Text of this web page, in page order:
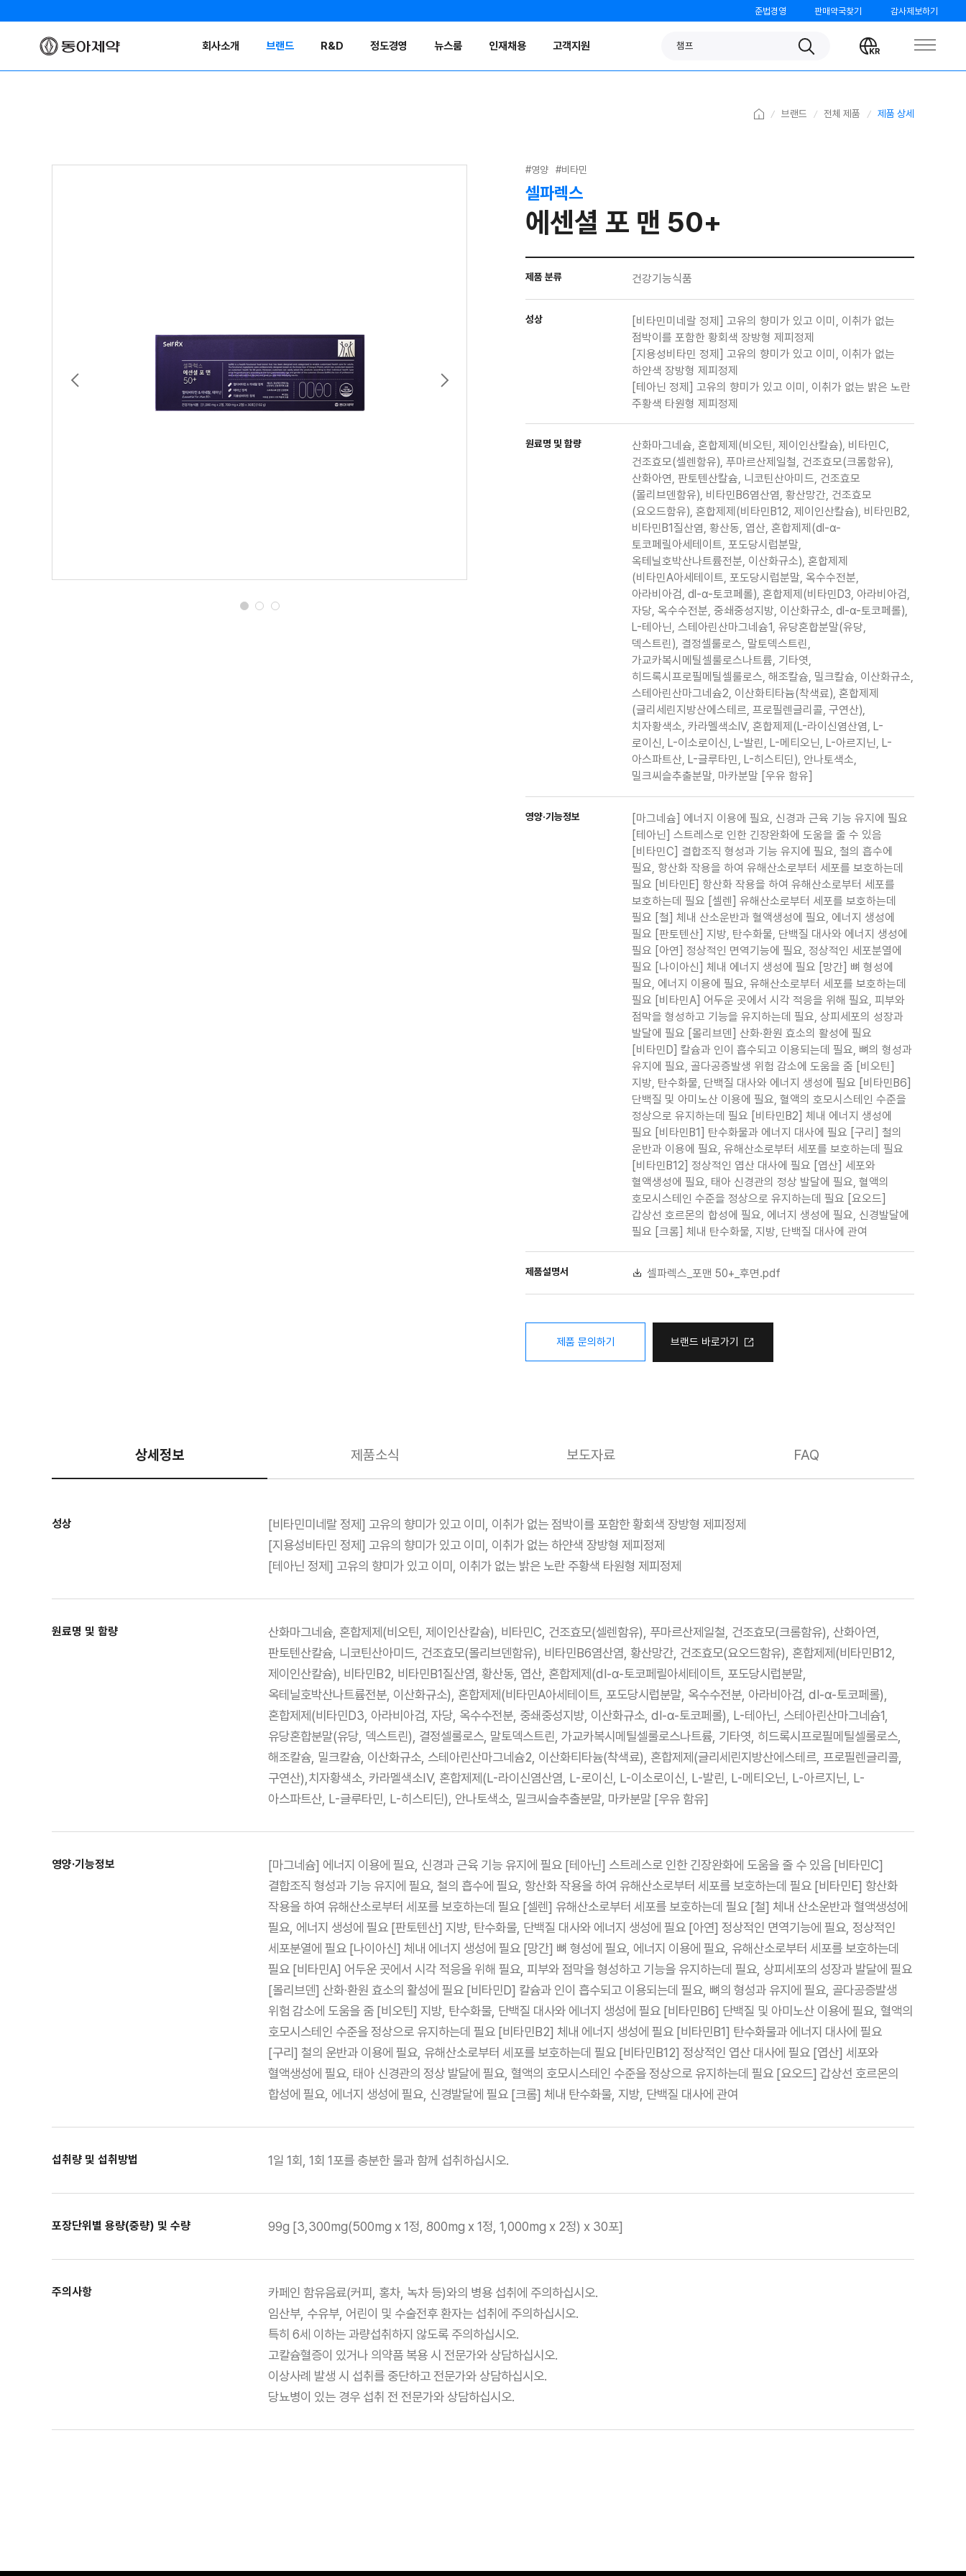
준법경영 판매약국찾기 감사제보하기
회사소개 브랜드 R&D 정도경영 뉴스룸 인재채용 고객지원 챔프
노스카나
템포
미니막스
Search
Change
language
Home 브랜드 전체 제품 제품 상세
#영양 #비타민
셀파렉스
에센셜 포 맨 50+
제품 분류 건강기능식품
성상
[비타민미네랄 정제] 고유의 향미가 있고 이미, 이취가 없는
점박이를 포함한 황회색 장방형 제피정제
[지용성비타민 정제] 고유의 향미가 있고 이미, 이취가 없는
하얀색 장방형 제피정제
[테아닌 정제] 고유의 향미가 있고 이미, 이취가 없는 밝은 노란
주황색 타원형 제피정제
원료명 및 함량
산화마그네슘, 혼합제제(비오틴, 제이인산칼슘), 비타민C,
건조효모(셀렌함유), 푸마르산제일철, 건조효모(크롬함유),
산화아연, 판토텐산칼슘, 니코틴산아미드, 건조효모
(몰리브덴함유), 비타민B6염산염, 황산망간, 건조효모
(요오드함유), 혼합제제(비타민B12, 제이인산칼슘), 비타민B2,
비타민B1질산염, 황산동, 엽산, 혼합제제(dl-α-
토코페릴아세테이트, 포도당시럽분말,
옥테닐호박산나트륨전분, 이산화규소), 혼합제제
(비타민A아세테이트, 포도당시럽분말, 옥수수전분,
아라비아검, dl-α-토코페롤), 혼합제제(비타민D3, 아라비아검,
자당, 옥수수전분, 중쇄중성지방, 이산화규소, dl-α-토코페롤),
L-테아닌, 스테아린산마그네슘1, 유당혼합분말(유당,
덱스트린), 결정셀룰로스, 말토덱스트린,
가교카복시메틸셀룰로스나트륨, 기타엿,
히드록시프로필메틸셀룰로스, 해조칼슘, 밀크칼슘, 이산화규소,
스테아린산마그네슘2, 이산화티타늄(착색료), 혼합제제
(글리세린지방산에스테르, 프로필렌글리콜, 구연산),
치자황색소, 카라멜색소IV, 혼합제제(L-라이신염산염, L-
로이신, L-이소로이신, L-발린, L-메티오닌, L-아르지닌, L-
아스파트산, L-글루타민, L-히스티딘), 안나토색소,
밀크씨슬추출분말, 마카분말 [우유 함유]
영양·기능정보
[마그네슘] 에너지 이용에 필요, 신경과 근육 기능 유지에 필요
[테아닌] 스트레스로 인한 긴장완화에 도움을 줄 수 있음
[비타민C] 결합조직 형성과 기능 유지에 필요, 철의 흡수에
필요, 항산화 작용을 하여 유해산소로부터 세포를 보호하는데
필요 [비타민E] 항산화 작용을 하여 유해산소로부터 세포를
보호하는데 필요 [셀렌] 유해산소로부터 세포를 보호하는데
필요 [철] 체내 산소운반과 혈액생성에 필요, 에너지 생성에
필요 [판토텐산] 지방, 탄수화물, 단백질 대사와 에너지 생성에
필요 [아연] 정상적인 면역기능에 필요, 정상적인 세포분열에
필요 [나이아신] 체내 에너지 생성에 필요 [망간] 뼈 형성에
필요, 에너지 이용에 필요, 유해산소로부터 세포를 보호하는데
필요 [비타민A] 어두운 곳에서 시각 적응을 위해 필요, 피부와
점막을 형성하고 기능을 유지하는데 필요, 상피세포의 성장과
발달에 필요 [몰리브덴] 산화·환원 효소의 활성에 필요
[비타민D] 칼슘과 인이 흡수되고 이용되는데 필요, 뼈의 형성과
유지에 필요, 골다공증발생 위험 감소에 도움을 줌 [비오틴]
지방, 탄수화물, 단백질 대사와 에너지 생성에 필요 [비타민B6]
단백질 및 아미노산 이용에 필요, 혈액의 호모시스테인 수준을
정상으로 유지하는데 필요 [비타민B2] 체내 에너지 생성에
필요 [비타민B1] 탄수화물과 에너지 대사에 필요 [구리] 철의
운반과 이용에 필요, 유해산소로부터 세포를 보호하는데 필요
[비타민B12] 정상적인 엽산 대사에 필요 [엽산] 세포와
혈액생성에 필요, 태아 신경관의 정상 발달에 필요, 혈액의
호모시스테인 수준을 정상으로 유지하는데 필요 [요오드]
갑상선 호르몬의 합성에 필요, 에너지 생성에 필요, 신경발달에
필요 [크롬] 체내 탄수화물, 지방, 단백질 대사에 관여
제품설명서 셀파렉스_포맨 50+_후면.pdf
제품 문의하기 브랜드 바로가기
상세정보 제품소식 보도자료 FAQ
성상
[비타민미네랄 정제] 고유의 향미가 있고 이미, 이취가 없는 점박이를 포함한 황회색 장방형 제피정제
[지용성비타민 정제] 고유의 향미가 있고 이미, 이취가 없는 하얀색 장방형 제피정제
[테아닌 정제] 고유의 향미가 있고 이미, 이취가 없는 밝은 노란 주황색 타원형 제피정제
원료명 및 함량
산화마그네슘, 혼합제제(비오틴, 제이인산칼슘), 비타민C, 건조효모(셀렌함유), 푸마르산제일철, 건조효모(크롬함유), 산화아연,
판토텐산칼슘, 니코틴산아미드, 건조효모(몰리브덴함유), 비타민B6염산염, 황산망간, 건조효모(요오드함유), 혼합제제(비타민B12,
제이인산칼슘), 비타민B2, 비타민B1질산염, 황산동, 엽산, 혼합제제(dl-α-토코페릴아세테이트, 포도당시럽분말,
옥테닐호박산나트륨전분, 이산화규소), 혼합제제(비타민A아세테이트, 포도당시럽분말, 옥수수전분, 아라비아검, dl-α-토코페롤),
혼합제제(비타민D3, 아라비아검, 자당, 옥수수전분, 중쇄중성지방, 이산화규소, dl-α-토코페롤), L-테아닌, 스테아린산마그네슘1,
유당혼합분말(유당, 덱스트린), 결정셀룰로스, 말토덱스트린, 가교카복시메틸셀룰로스나트륨, 기타엿, 히드록시프로필메틸셀룰로스,
해조칼슘, 밀크칼슘, 이산화규소, 스테아린산마그네슘2, 이산화티타늄(착색료), 혼합제제(글리세린지방산에스테르, 프로필렌글리콜,
구연산),치자황색소, 카라멜색소IV, 혼합제제(L-라이신염산염, L-로이신, L-이소로이신, L-발린, L-메티오닌, L-아르지닌, L-
아스파트산, L-글루타민, L-히스티딘), 안나토색소, 밀크씨슬추출분말, 마카분말 [우유 함유]
영양·기능정보
[마그네슘] 에너지 이용에 필요, 신경과 근육 기능 유지에 필요 [테아닌] 스트레스로 인한 긴장완화에 도움을 줄 수 있음 [비타민C]
결합조직 형성과 기능 유지에 필요, 철의 흡수에 필요, 항산화 작용을 하여 유해산소로부터 세포를 보호하는데 필요 [비타민E] 항산화
작용을 하여 유해산소로부터 세포를 보호하는데 필요 [셀렌] 유해산소로부터 세포를 보호하는데 필요 [철] 체내 산소운반과 혈액생성에
필요, 에너지 생성에 필요 [판토텐산] 지방, 탄수화물, 단백질 대사와 에너지 생성에 필요 [아연] 정상적인 면역기능에 필요, 정상적인
세포분열에 필요 [나이아신] 체내 에너지 생성에 필요 [망간] 뼈 형성에 필요, 에너지 이용에 필요, 유해산소로부터 세포를 보호하는데
필요 [비타민A] 어두운 곳에서 시각 적응을 위해 필요, 피부와 점막을 형성하고 기능을 유지하는데 필요, 상피세포의 성장과 발달에 필요
[몰리브덴] 산화·환원 효소의 활성에 필요 [비타민D] 칼슘과 인이 흡수되고 이용되는데 필요, 뼈의 형성과 유지에 필요, 골다공증발생
위험 감소에 도움을 줌 [비오틴] 지방, 탄수화물, 단백질 대사와 에너지 생성에 필요 [비타민B6] 단백질 및 아미노산 이용에 필요, 혈액의
호모시스테인 수준을 정상으로 유지하는데 필요 [비타민B2] 체내 에너지 생성에 필요 [비타민B1] 탄수화물과 에너지 대사에 필요
[구리] 철의 운반과 이용에 필요, 유해산소로부터 세포를 보호하는데 필요 [비타민B12] 정상적인 엽산 대사에 필요 [엽산] 세포와
혈액생성에 필요, 태아 신경관의 정상 발달에 필요, 혈액의 호모시스테인 수준을 정상으로 유지하는데 필요 [요오드] 갑상선 호르몬의
합성에 필요, 에너지 생성에 필요, 신경발달에 필요 [크롬] 체내 탄수화물, 지방, 단백질 대사에 관여
섭취량 및 섭취방법 1일 1회, 1회 1포를 충분한 물과 함께 섭취하십시오.
포장단위별 용량(중량) 및 수량 99g [3,300mg(500mg x 1정, 800mg x 1정, 1,000mg x 2정) x 30포]
주의사항
카페인 함유음료(커피, 홍차, 녹차 등)와의 병용 섭취에 주의하십시오.
임산부, 수유부, 어린이 및 수술전후 환자는 섭취에 주의하십시오.
특히 6세 이하는 과량섭취하지 않도록 주의하십시오.
고칼슘혈증이 있거나 의약품 복용 시 전문가와 상담하십시오.
이상사례 발생 시 섭취를 중단하고 전문가와 상담하십시오.
당뇨병이 있는 경우 섭취 전 전문가와 상담하십시오.